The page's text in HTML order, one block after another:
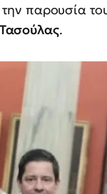
την παρουσία
.